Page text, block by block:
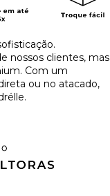
nossos clientes, mas
Com um
ou no atacado,